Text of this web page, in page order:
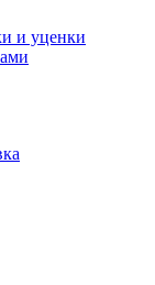
и уценки